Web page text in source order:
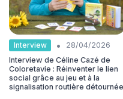
Interview •
28/04/2026
Interview de Céline Cazé de
Coloretavie : Réinventer le lien
social grâce au jeu et à la
signalisation routière détournée